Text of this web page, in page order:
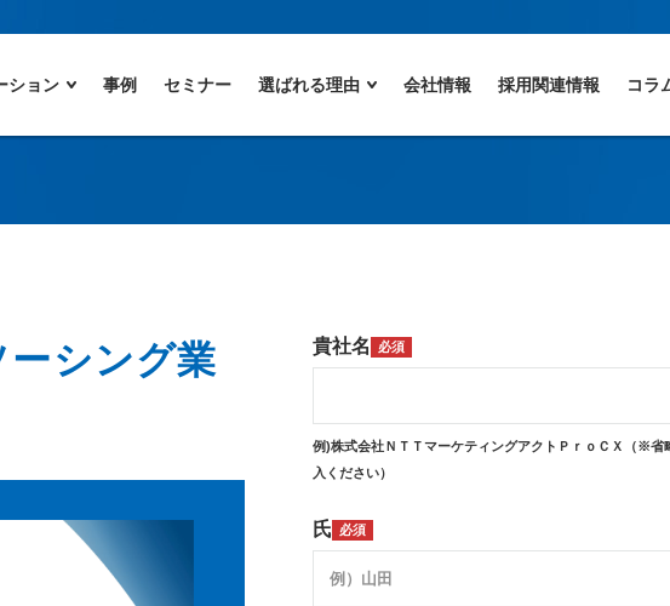
ション 事例 セミナー 選ばれる理由 会社情報 採用関連情報 コラ
ーシング業
貴社名 必須
例)株式会社ＮＴＴマーケティングアクトＰｒｏＣＸ（※省
入ください）
氏 必須